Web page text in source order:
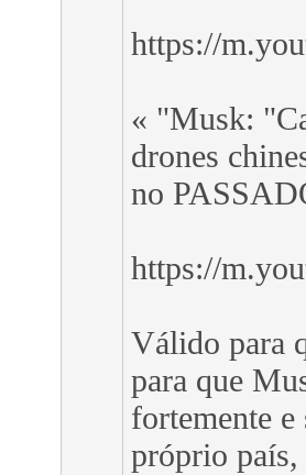
https://
« "Musk:
drones
no
https://
Válido para
para que
fortemente
próprio país,